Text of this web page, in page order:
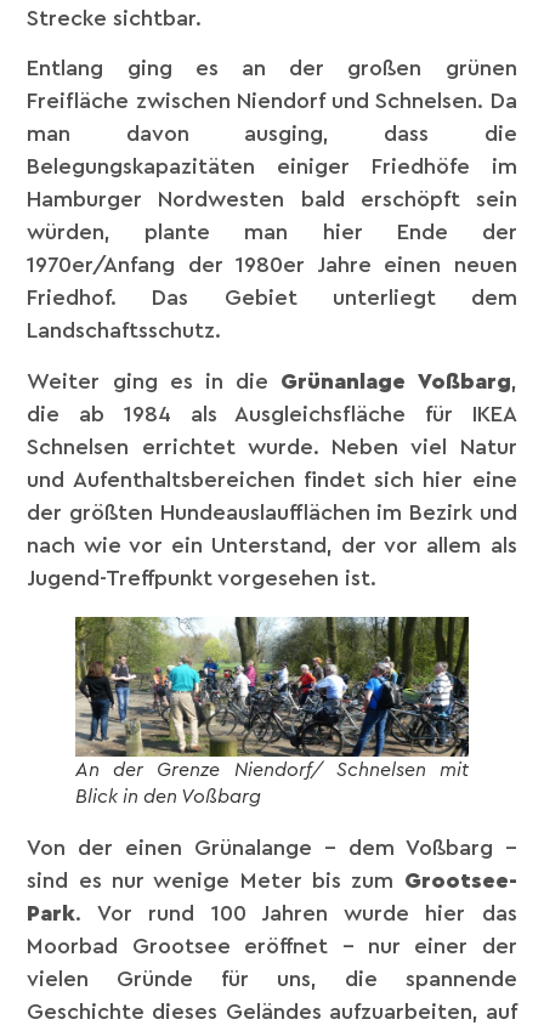
Strecke sichtbar.
Entlang ging es an der großen grünen
Freifläche zwischen Niendorf und Schnelsen. Da
man davon ausging, dass die
Belegungskapazitäten einiger Friedhöfe im
Hamburger Nordwesten bald erschöpft sein
würden, plante man hier Ende der
1970er/Anfang der 1980er Jahre einen neuen
Friedhof. Das Gebiet unterliegt dem
Landschaftsschutz.
Weiter ging es in die Grünanlage Voßbarg
die ab 1984 als Ausgleichsfläche für IKEA
Schnelsen errichtet wurde. Neben viel Natur
und Aufenthaltsbereichen findet sich hier eine
der größten Hundeauslaufflächen im Bezirk und
nach wie vor ein Unterstand, der vor allem als
Jugend-Treffpunkt vorgesehen ist.
An der Grenze Niendorf/ Schnelsen mit
Blick in den Voßbarg
Von der einen Grünalange – dem Voßbarg –
sind es nur wenige Meter bis zum Grootsee-
Park. Vor rund 100 Jahren wurde hier das
Moorbad Grootsee eröffnet – nur einer der
vielen Gründe für uns, die spannende
Geschichte dieses Geländes aufzuarbeiten, auf